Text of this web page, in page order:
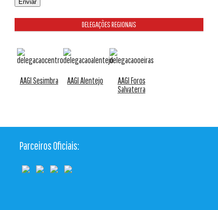
DELEGAÇÕES REGIONAIS
AAGI Sesimbra AAGI Alentejo
AAGI Foros
Salvaterra
Parceiros Oficiais: